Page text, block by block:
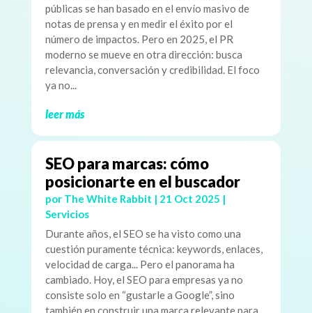
públicas se han basado en el envío masivo de
notas de prensa y en medir el éxito por el
número de impactos. Pero en 2025, el PR
moderno se mueve en otra dirección: busca
relevancia, conversación y credibilidad. El foco
ya no...
leer más
SEO para marcas: cómo
posicionarte en el buscador
por The White Rabbit | 21 Oct 2025 |
Servicios
Durante años, el SEO se ha visto como una
cuestión puramente técnica: keywords, enlaces,
velocidad de carga... Pero el panorama ha
cambiado. Hoy, el SEO para empresas ya no
consiste solo en “gustarle a Google”, sino
también en construir una marca relevante para